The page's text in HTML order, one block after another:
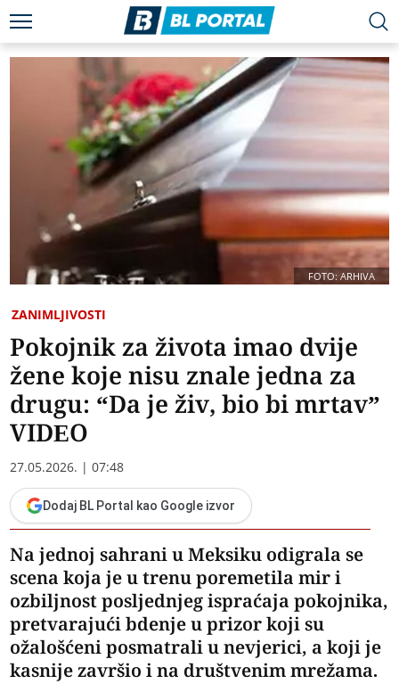
FOTO: ARHIVA
ZANIMLJIVOSTI
Pokojnik za života imao dvije
žene koje nisu znale jedna za
drugu: “Da je živ, bio bi mrtav”
VIDEO
27.05.2026. | 07:48
Dodaj BL Portal kao Google izvor
Na jednoj sahrani u Meksiku odigrala se
scena koja je u trenu poremetila mir i
ozbiljnost posljednjeg ispraćaja pokojnika,
pretvarajući bdenje u prizor koji su
ožalošćeni posmatrali u nevjerici, a koji je
kasnije završio i na društvenim mrežama.